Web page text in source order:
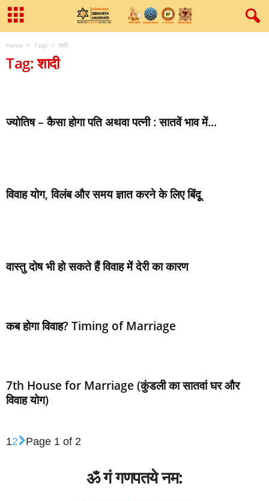
Home Tags शादी
Tag: शादी
ज्‍योतिष – कैसा होगा पति अथवा पत्‍नी : सातवें भाव में...
विवाह योग, विलंब और समय ज्ञात करने के लिए बिंदूू
वास्‍तु दोष भी हो सकते हैं विवाह में देरी का कारण
कब होगा विवाह? Timing of Marriage
7th House for Marriage (कुंडली का सातवां घर और
विवाह योग)
12 Page 1 of 2
ॐ गं गणपतये नम: